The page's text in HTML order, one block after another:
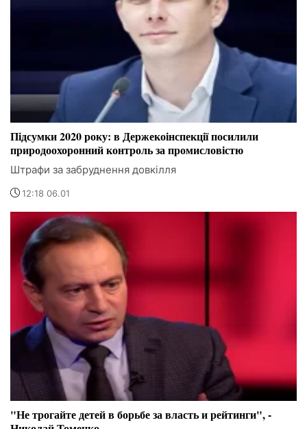
Підсумки 2020 року: в Держекоінспекції посилили
природоохоронний контроль за промисловістю
Штрафи за забруднення довкілля
12:18 06.01
"Не трогайте детей в борьбе за власть и рейтинги", -